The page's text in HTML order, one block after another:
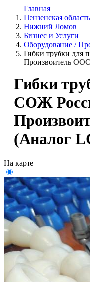
Главная
Пензенская область
Нижний Ломов
Бизнес и Услуги
Оборудование /
Гибки трубки для
Произвоитель
Гибки
СОЖ
(Аналог
На карте